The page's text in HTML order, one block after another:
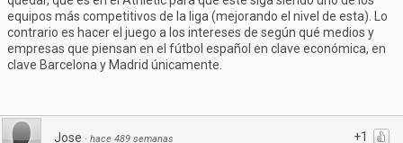
equipos más competitivos de la liga (mejorando el nivel de esta). Lo
contrario es hacer el juego a los intereses de según qué medios y
empresas que piensan en el fútbol español en clave económica, en
clave Barcelona y Madrid únicamente.
+1
Jose · hace 489 semanas